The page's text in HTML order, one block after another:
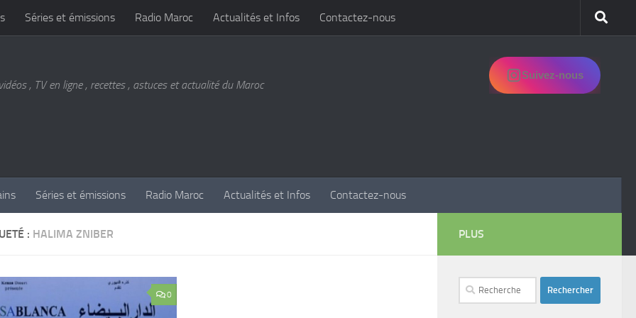
Séries et émissions Radio Maroc Actualités et Infos Contactez-nous
, TV en ligne , recettes , astuces et actualité du Maroc
Suivez-nous
Séries et émissions Radio Maroc Actualités et Infos Contactez-nous
: HALIMA ZNIBER
0
PLUS
Rechercher :